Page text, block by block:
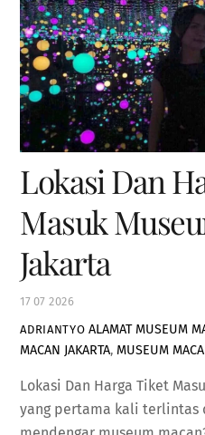
17 07 2026
Lokasi Dan
Masuk
Jakarta
ADRIANTYO ALAMAT MUSEUM
MACAN JAKARTA, MUSEUM
Lokasi Dan Harga Tiket
yang pertama kali terlintas